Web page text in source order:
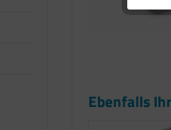
Ebenfalls